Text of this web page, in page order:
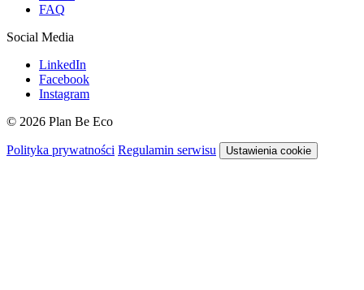
FAQ
Social Media
LinkedIn
Facebook
Instagram
© 2026 Plan Be Eco
Polityka prywatności Regulamin serwisu Ustawienia cookie